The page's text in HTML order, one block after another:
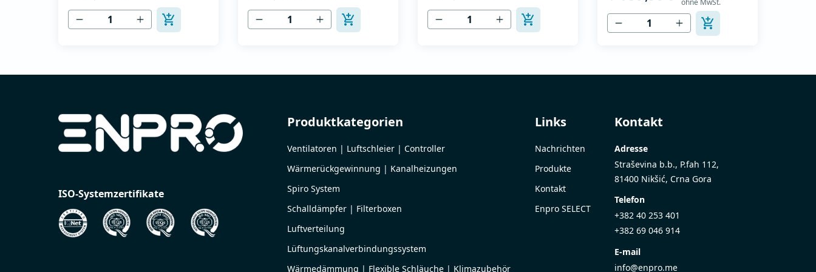
Drehstrommotoren -
Stromversorgung 400V -
Nennstrom 2,2A -Nennleistung
der Betriebsparameter - Vereinf...
Drehstrommotoren -
Stromversorgung 400V -
Nennstrom 4,1A -Nennleistung
der Betriebsparameter -
Drehstrommotoren -
Stromversorgung 400V -
Nennstrom 5,8A -Nennleistung
der Betriebsparameter -
Drehstrommotoren -
Stromversorgung 400V -
Nennstrom 14A -Nennleistung 5,5
kW - Einfache Installation,
der Betriebsparameter -
ohne MwSt.
ISO-Systemzertifikate
Produktkategorien
Ventilatoren | Luftschleier | Controller
Wärmerückgewinnung | Kanalheizungen
Spiro System
Schalldämpfer | Filterboxen
Luftverteilung
Lüftungskanalverbindungssystem
Wärmedämmung | Flexible Schläuche | Klimazubehör
Links
Nachrichten
Produkte
Kontakt
Enpro SELECT
Kontakt
Adresse
Straševina b.b., P.fah 112,
81400 Nikšić, Crna Gora
Telefon
+382 40 253 401
+382 69 046 914
E-mail
info@enpro.me